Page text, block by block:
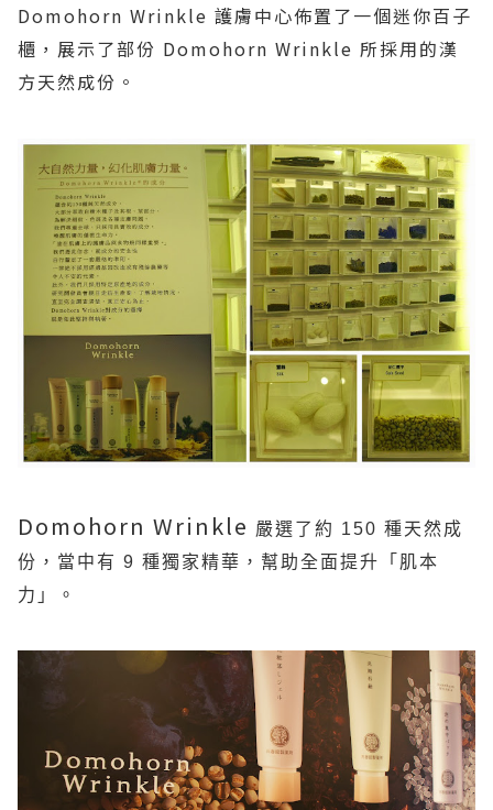
Domohorn Wrinkle 護膚中心佈置了一個迷你百子
櫃，展示了部份 Domohorn Wrinkle 所採用的漢
方天然成份。
Domohorn Wrinkle 嚴選了約 150 種天然成
份，當中有 9 種獨家精華，幫助全面提升「肌本
力」。